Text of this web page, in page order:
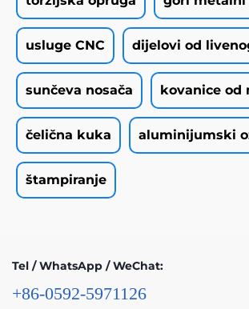
usluge CNC dijelovi od
sunčeva nosača kovanice od
čelična kuka aluminijumski
štampiranje
Tel / WhatsApp / WeChat:
+86-0592-5971126